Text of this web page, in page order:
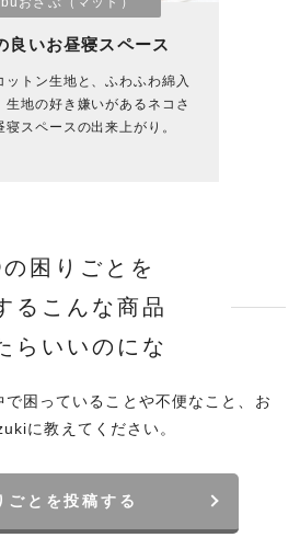
良いお昼寝スペース
ットン生地と、ふわふわ綿入
生地の好き嫌いがあるネコさ
スペースの出来上がり。
困りごとを
る こんな商品
らいいのにな
困っていることや不便なこと、 お
に教えてください。
ごとを投稿する